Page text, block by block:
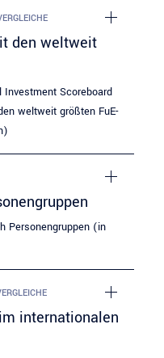
den weltweit
Investment Scoreboard
weltweit größten FuE-
Personengruppen (in
internationalen